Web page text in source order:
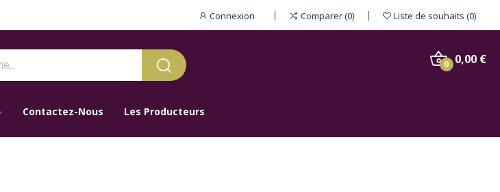
Connexion Comparer 0 Liste de souhaits 0
0,00 €
0
Contactez-Nous Les Producteurs